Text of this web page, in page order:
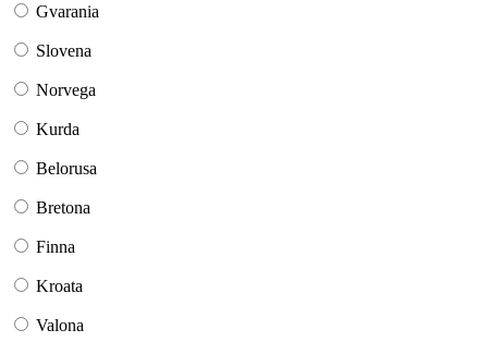
Gvarania
Slovena
Norvega
Kurda
Belorusa
Bretona
Finna
Kroata
Valona